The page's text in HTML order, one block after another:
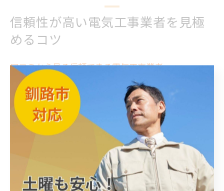
信頼性が高い電気工事業者を見極
めるコツ
口コミから見る信頼できる電気工事業者
電気工事業者を選ぶ際、口コミは信頼性を見極める重要な指
標です。口コミが多く高評価な業者は、施工の丁寧さや柔軟
な対応力が評価されているケースが目立ちます。例えば、釧
路市や芽室町では、依頼前の丁寧なヒアリングや見積もりの
明確さが好評です。実際に利用した方の具体的な声を参考
に、アフターサポートや現場での微調整力などを比較し、信
頼できる業者を選ぶことが大切です。